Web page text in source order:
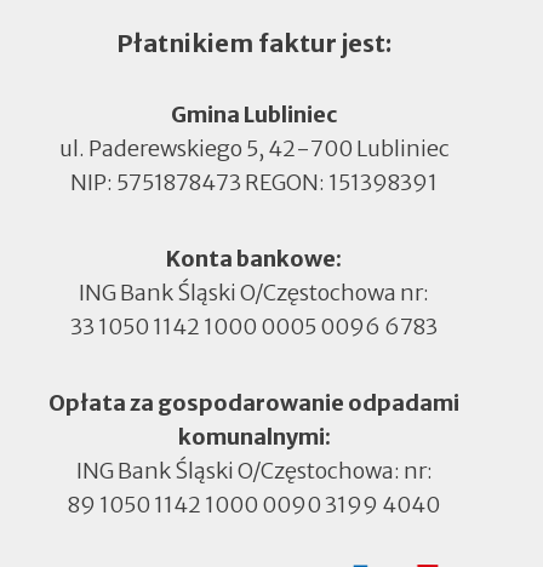
Płatnikiem faktur jest:
Gmina Lubliniec
ul. Paderewskiego 5, 42-700 Lubliniec
NIP: 5751878473 REGON: 151398391
Konta bankowe:
ING Bank Śląski O/Częstochowa nr:
33 1050 1142 1000 0005 0096 6783
Opłata za gospodarowanie odpadami
komunalnymi:
ING Bank Śląski O/Częstochowa: nr:
89 1050 1142 1000 0090 3199 4040